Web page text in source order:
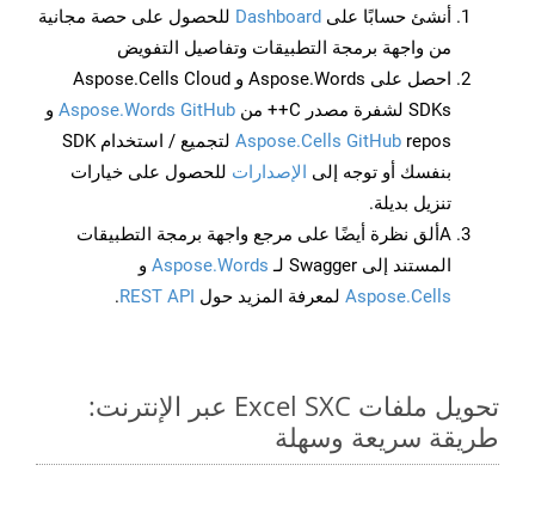
أنشئ حسابًا على Dashboard للحصول على حصة مجانية
من واجهة برمجة التطبيقات وتفاصيل التفويض
احصل على Aspose.Words و Aspose.Cells Cloud
SDKs لشفرة مصدر C++ من
Aspose.Words GitHub و
Aspose.Cells GitHub
repos لتجميع / استخدام SDK
بنفسك أو توجه إلى الإصدارات للحصول على خيارات
تنزيل بديلة.
Aألق نظرة أيضًا على مرجع واجهة برمجة التطبيقات
المستند إلى Swagger لـ
Aspose.Words و
Aspose.Cells لمعرفة المزيد حول REST API
.
تحويل ملفات Excel SXC عبر الإنترنت:
طريقة سريعة وسهلة